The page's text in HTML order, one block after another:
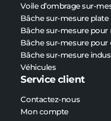
Voile d’ombrage sur-
Bâche sur-mesure plate
Bâchesur-mesurepour
Bâchesur-mesurepour
Bâchesur-mesure
Véhicules
Service client
Contactez-nous
Mon compte